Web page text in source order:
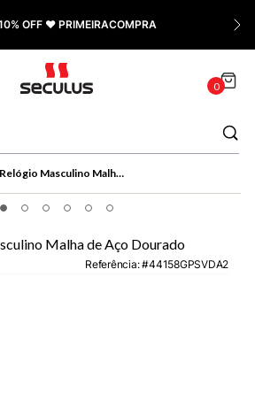
OFF ❤️ PRIMEIRACOMPRA
0
Relógio Masculino Malha de Aço Dourado
Malha de Aço Dourado
Referência: 44158GPSVDA2